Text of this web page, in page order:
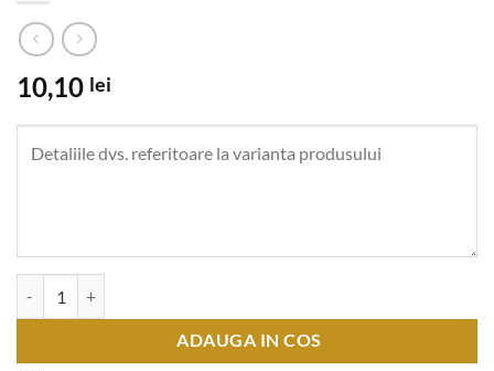
10,10 lei
ADAUGA IN COS